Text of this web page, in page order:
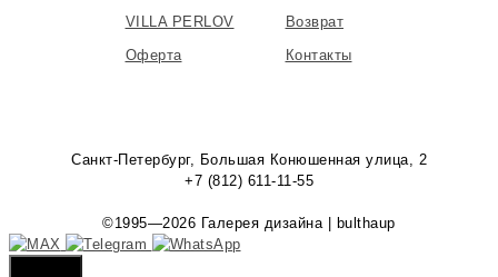
VILLA PERLOV
Оферта
Возврат
Контакты
Санкт-Петербург, Большая Конюшенная улица, 2
+7 (812) 611-11-55
©1995—2026 Галерея дизайна | bulthaup